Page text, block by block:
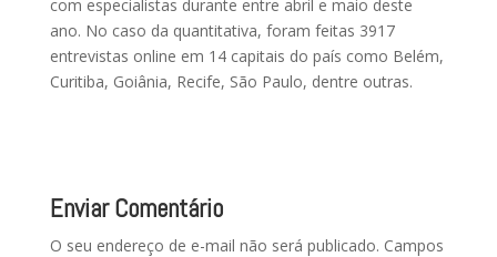
com especialistas durante entre abril e maio deste
ano. No caso da quantitativa, foram feitas 3917
entrevistas online em 14 capitais do país como Belém,
Curitiba, Goiânia, Recife, São Paulo, dentre outras.
Enviar Comentário
O seu endereço de e-mail não será publicado. Campos